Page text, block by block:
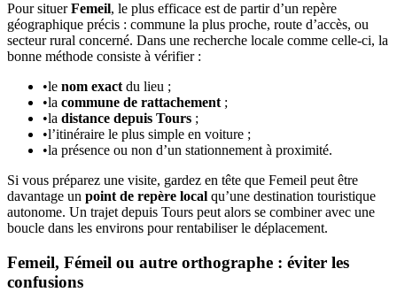
Pour situerFemeil, le plus efficace est de partir d’un repère
géographique précis : commune la plus proche, route d’accès, ou
secteur rural concerné. Dans une recherche locale comme celle-ci, la
bonne méthode consiste à vérifier :
•le nom exact du lieu ;
•la commune de rattachement ;
•la distance depuis Tours ;
•l’itinéraire le plus simple en voiture ;
•la présence ou non d’un stationnement à proximité.
Si vous préparez une visite, gardez en tête que Femeil peut être
davantage un point de repère local qu’une destination touristique
autonome. Un trajet depuis Tours peut alors se combiner avec une
boucle dans les environs pour rentabiliser le déplacement.
Femeil, Fémeil ou autre orthographe : éviter les
confusions